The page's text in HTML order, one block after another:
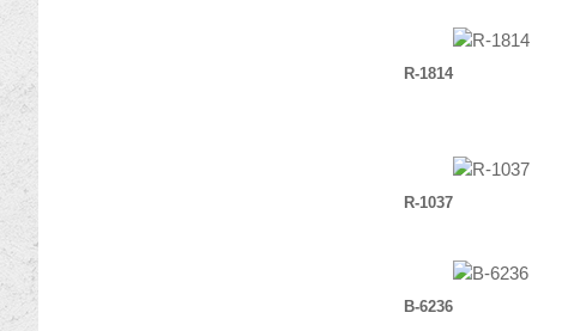
R-1814
R-1037
B-6236